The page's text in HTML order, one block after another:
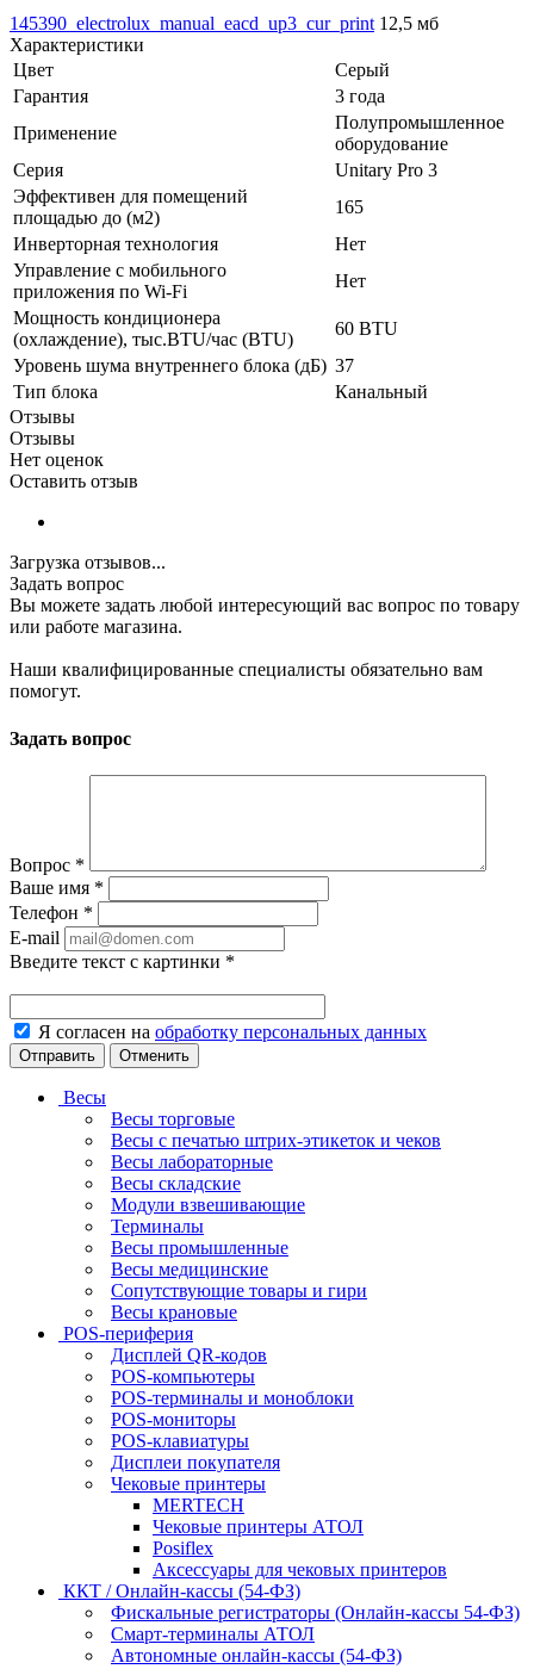
145390_electrolux_manual_eacd_up3_cur_print 12,5 мб
Характеристики
Цвет
Серый
Гарантия
3 года
Применение
Полупромышленное
оборудование
Серия
Unitary Pro 3
Эффективен для помещений
площадью до (м2)
165
Инверторная технология
Нет
Управление c мобильного
приложения по Wi-Fi
Нет
Мощность кондиционера
(охлаждение), тыс.BTU/час (BTU)
60 BTU
Уровень шума внутреннего блока (дБ) 37
Тип блока
Канальный
Отзывы
Отзывы
Нет оценок
Оставить отзыв
Загрузка отзывов...
Задать вопрос
Вы можете задать любой интересующий вас вопрос по товару
или работе магазина.
Наши квалифицированные специалисты обязательно вам
помогут.
Задать вопрос
Вопрос *
Ваше имя *
Телефон *
E-mail
Введите текст с картинки *
Я согласен на обработку персональных данных
Отменить
Весы
Весы торговые
Весы с печатью штрих-этикеток и чеков
Весы лабораторные
Весы складские
Модули взвешивающие
Терминалы
Весы промышленные
Весы медицинские
Сопутствующие товары и гири
Весы крановые
POS-периферия
Дисплей QR-кодов
POS-компьютеры
POS-терминалы и моноблоки
POS-мониторы
POS-клавиатуры
Дисплеи покупателя
Чековые принтеры
MERTECH
Чековые принтеры АТОЛ
Posiflex
Аксессуары для чековых принтеров
ККТ / Онлайн-кассы (54-ФЗ)
Фискальные регистраторы (Онлайн-кассы 54-ФЗ)
Смарт-терминалы АТОЛ
Автономные онлайн-кассы (54-ФЗ)